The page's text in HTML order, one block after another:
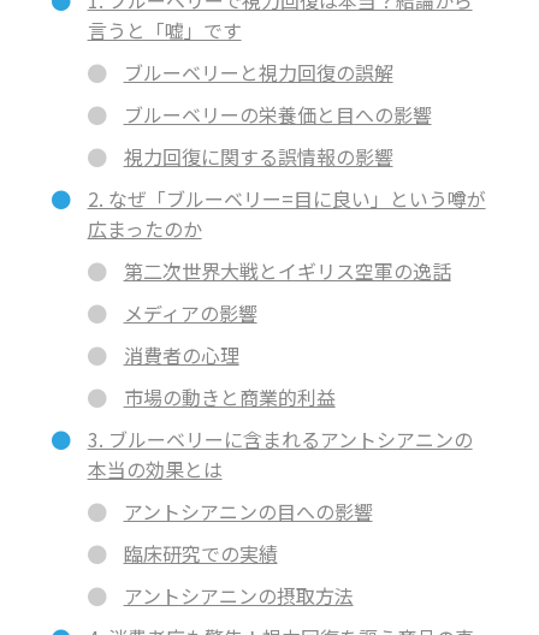
言うと「嘘」です
ブルーベリーと視力回復の誤解
ブルーベリーの栄養価と目への影響
視力回復に関する誤情報の影響
2. なぜ「ブルーベリー=目に良い」という噂が
広まったのか
第二次世界大戦とイギリス空軍の逸話
メディアの影響
消費者の心理
市場の動きと商業的利益
3. ブルーベリーに含まれるアントシアニンの
本当の効果とは
アントシアニンの目への影響
臨床研究での実績
アントシアニンの摂取方法